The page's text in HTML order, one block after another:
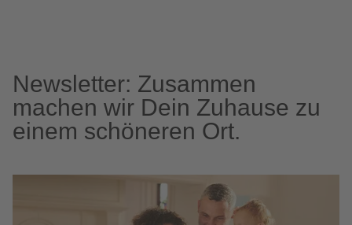
Newsletter: Zusammen
machen wir Dein Zuhause zu
einem schöneren Ort.